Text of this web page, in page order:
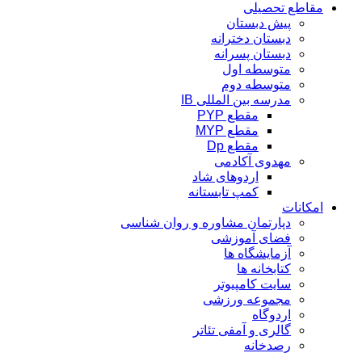
مقاطع تحصیلی
پیش دبستان
دبستان دخترانه
دبستان پسرانه
متوسطه اول
متوسطه دوم
مدرسه بین المللی IB
مقطع PYP
مقطع MYP
مقطع Dp
مهدوی آکادمی
اردوهای شاد
کمپ تابستانه
امکانات
دپارتمان مشاوره و روان شناسی
فضای آموزشی
آزمایشگاه ها
کتابخانه ها
سایت کامپیوتر
مجموعه ورزشی
اردوگاه
گالری و آمفی تئاتر
رصدخانه